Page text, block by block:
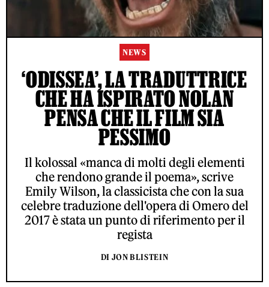
NEWS
‘ODISSEA’, LA TRADUTTRICE
CHE HA ISPIRATO NOLAN
PENSA CHE IL FILM SIA
PESSIMO
Il kolossal «manca di molti degli elementi
che rendono grande il poema», scrive
Emily Wilson, la classicista che con la sua
celebre traduzione dell'opera di Omero del
2017 è stata un punto di riferimento per il
regista
DI JON BLISTEIN